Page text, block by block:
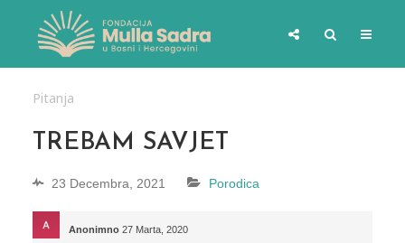
Pitanja
TREBAM SAVJET
23 Decembra, 2021 Porodica
Anonimno 27 Marta, 2020